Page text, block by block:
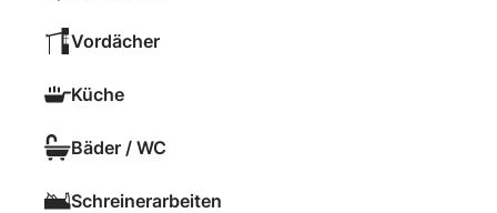
Vordächer
Küche
Bäder / WC
Schreinerarbeiten